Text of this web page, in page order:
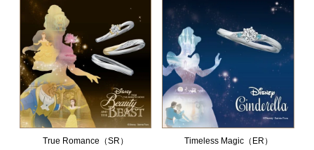
True Romance（SR） Timeless Magic（ER）